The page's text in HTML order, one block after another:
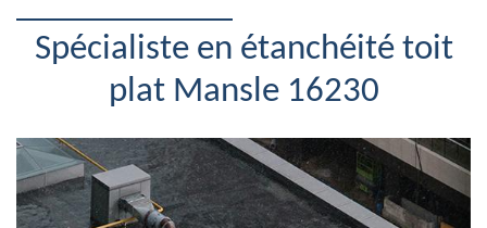
Spécialiste en étanchéité toit
plat Mansle 16230